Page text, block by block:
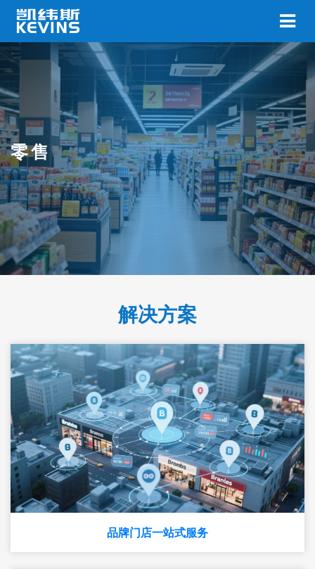
零售
解决方案
品牌门店一站式服务